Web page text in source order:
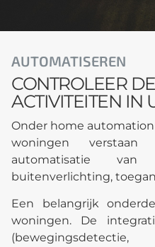
AUTOMATISEREN
CONTROLEER
ACTIVITEITEN IN
Onder home
woningen
automatisatie van
buitenverlichting,
Een belangrijk
woningen. De